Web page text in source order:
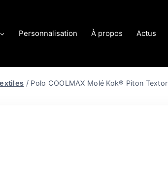
Personnalisation À propos Actus
/ Polo COOLMAX Molé Kok® Piton Textor